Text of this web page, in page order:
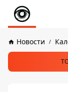
Новости